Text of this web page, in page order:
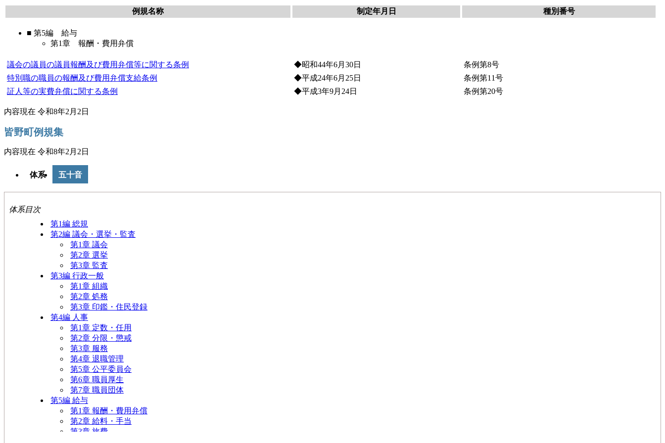
例規名称 制定年月日 種別番号
■ 第5編 給与
第1章 報酬・費用弁償
議会の議員の議員報酬及び費用弁償等に関する条例 ◆昭和44年6月30日
条例第8号
特別職の職員の報酬及び費用弁償支給条例
◆平成24年6月25日
条例第11号
証人等の実費弁償に関する条例
◆平成3年9月24日 条例第20号
内容現在 令和8年2月2日
皆野町例規集
内容現在 令和8年2月2日
体系 五十音
体系目次
第1編 総規
第2編 議会・選挙・監査
第1章 議会
第2章 選挙
第3章 監査
第3編 行政一般
第1章 組織
第2章 処務
第3章 印鑑・住民登録
第4編 人 事
第1章 定数・任用
第2章 分限・懲戒
第3章 服務
第4章 退職管理
第5章 公平委員会
第6章 職員厚生
第7章 職員団体
第5編 給与
第1章 報酬・費用弁償
第2章 給料・手当
第3章 旅費